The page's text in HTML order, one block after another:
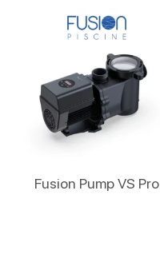
Fusion Pump VS Pro